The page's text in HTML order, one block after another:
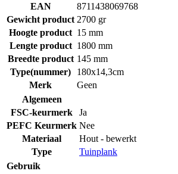
EAN
8711438069768
Gewicht product 2700 gr
Hoogte product 15 mm
Lengte product 1800 mm
Breedte product 145 mm
Type(nummer)
180x14,3cm
Merk
Geen
Algemeen
FSC-keurmerk
Ja
PEFC Keurmerk Nee
Materiaal
Hout - bewerkt
Type
Tuinplank
Gebruik